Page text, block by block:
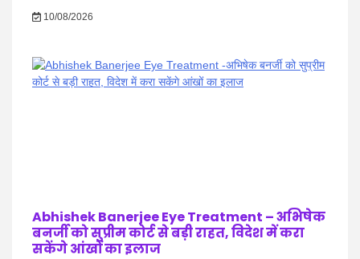
10/08/2026
Abhishek Banerjee Eye Treatment – अभिषेक
बनर्जी को सुप्रीम कोर्ट से बड़ी राहत, विदेश में करा
सकेंगे आंखों का इलाज